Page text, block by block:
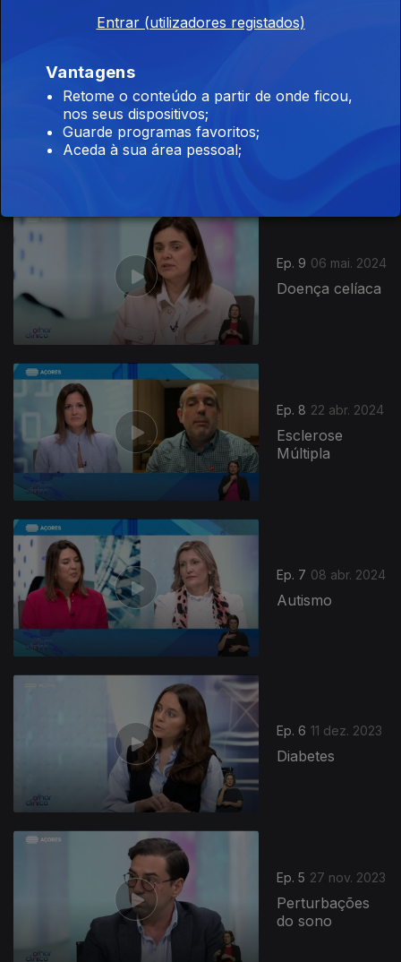
Ep. 10 03 jun. 2024
Ep. 9 06 mai. 2024
Doença celíaca
Ep. 8 22 abr. 2024
Esclerose
Múltipla
Ep. 7 08 abr. 2024
Autismo
Ep. 6 11 dez. 2023
Diabetes
Ep. 5 27 nov. 2023
Perturbações
do sono
Entrar (utilizadores registados)
Vantagens
Retome o conteúdo a partir de onde ficou,
nos seus dispositivos;
Guarde programas favoritos;
Aceda à sua área pessoal;